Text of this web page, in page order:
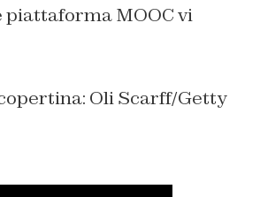
piattaforma MOOC vi
Oli Scarff/Getty